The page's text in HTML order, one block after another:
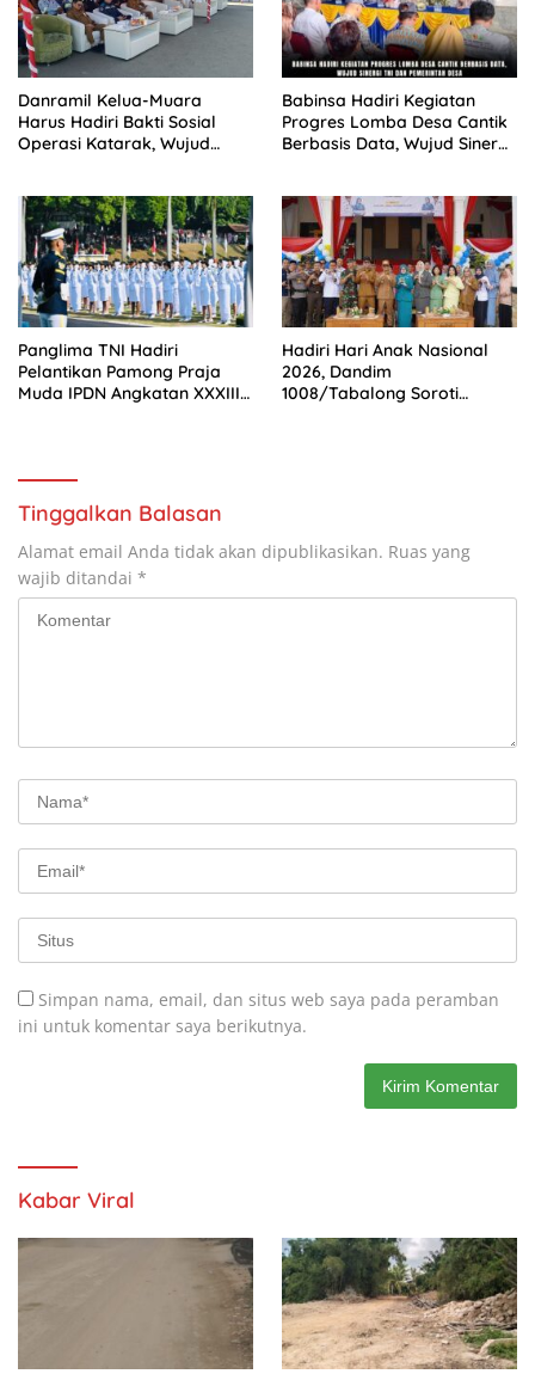
Danramil Kelua-Muara
Harus Hadiri Bakti Sosial
Operasi Katarak, Wujud
Babinsa Hadiri Kegiatan
Progres Lomba Desa Cantik
Berbasis Data, Wujud Sinergi
Panglima TNI Hadiri
Pelantikan Pamong Praja
Muda IPDN Angkatan XXXIII
Hadiri Hari Anak Nasional
2026, Dandim
1008/Tabalong Soroti
Tinggalkan Balasan
Alamat email Anda tidak akan dipublikasikan. Ruas yang
wajib ditandai *
Simpan nama, email, dan situs web saya pada peramban
ini untuk komentar saya berikutnya.
Kabar Viral